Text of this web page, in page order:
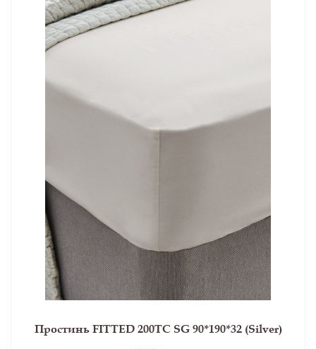
Простинь FITTED 200TC SG 90*190*32 (Silver)